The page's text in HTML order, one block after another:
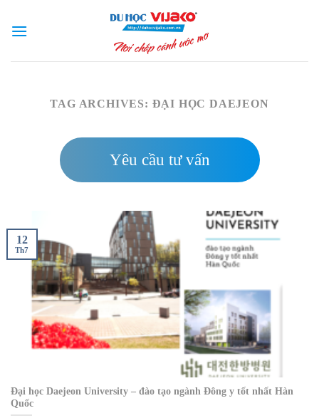
TAG ARCHIVES: ĐẠI HỌC DAEJEON
Yêu cầu tư vấn
Đại học Daejeon University – đào tạo ngành Đông y tốt nhất Hàn
Quốc
12
Th7